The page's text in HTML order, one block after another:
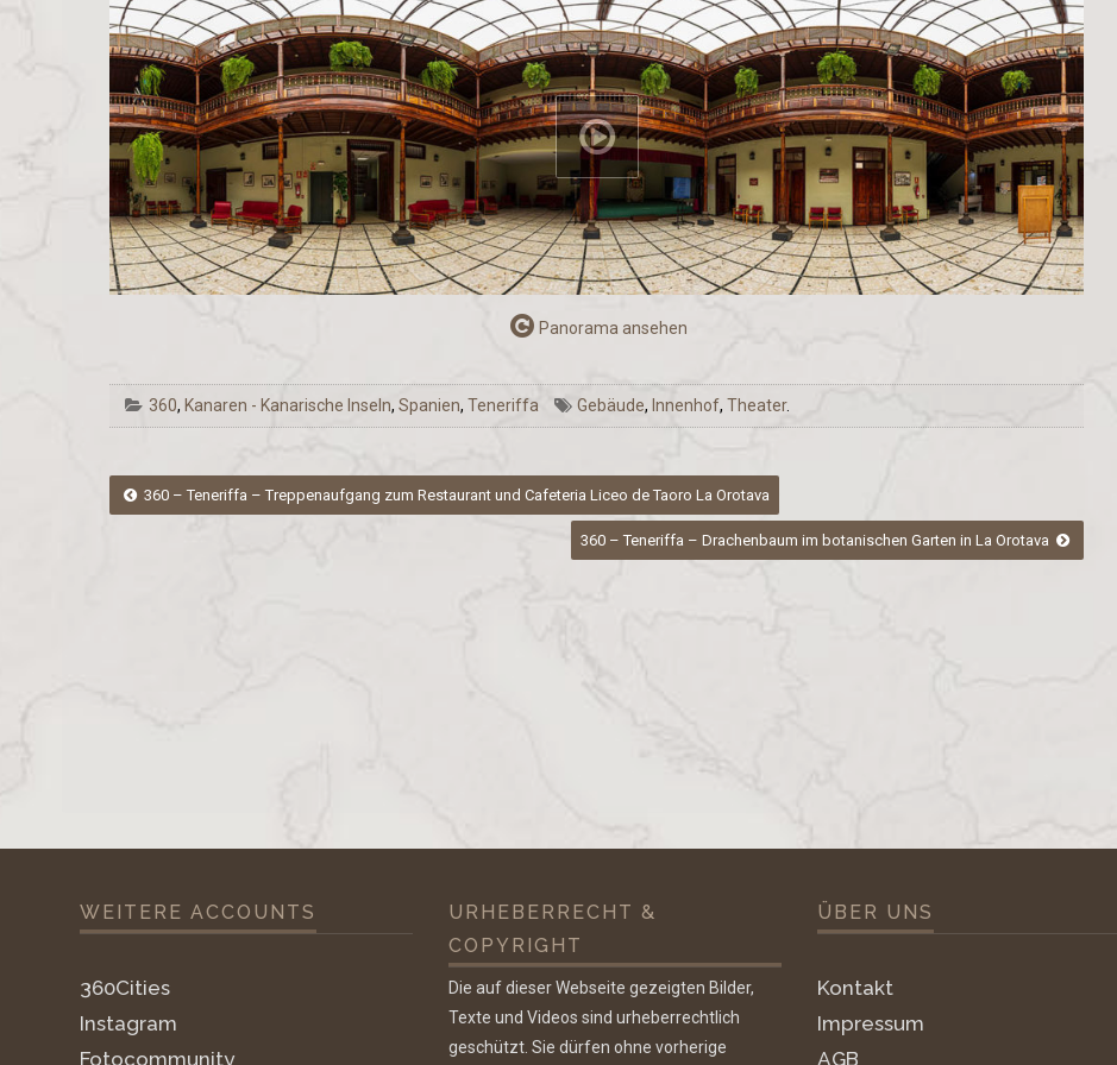
Panorama ansehen
360, Kanaren - Kanarische Inseln, Spanien, Teneriffa Gebäude, Innenhof,Theater.
Post360 – Teneriffa – Treppenaufgang zum Restaurant und Cafeteria Liceo de Taoro La Orotava
360 – Teneriffa – Drachenbaum im botanischen Garten in La Orotava
WEITERE ACCOUNTS
360Cities
Instagram
Fotocommunity
URHEBERRECHT &
COPYRIGHT
Die auf dieser Webseite gezeigten Bilder,
Texte und Videos sind urheberrechtlich
geschützt. Sie dürfen ohne vorherige
ÜBER UNS
Kontakt
Impressum
AGB